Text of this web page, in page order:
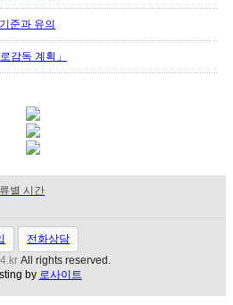
준과 유의
감독 계획」
)
별 시간
)
와의 노
전화상담
All rights reserved.
by 로사이트